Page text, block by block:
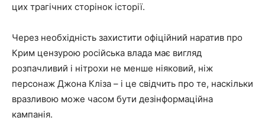
цих трагічних сторінок історії.
Через необхідність захистити офіційний наратив про
Крим цензурою російська влада має вигляд
розпачливий і нітрохи не менше ніяковий, ніж
персонаж Джона Кліза – і це свідчить про те, наскільки
вразливою може часом бути дезінформаційна
кампанія.